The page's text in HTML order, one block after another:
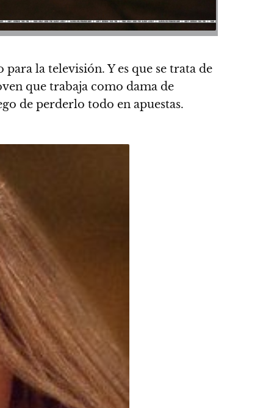
la televisión. Y es que se trata de
que trabaja como dama de
de perderlo todo en apuestas.